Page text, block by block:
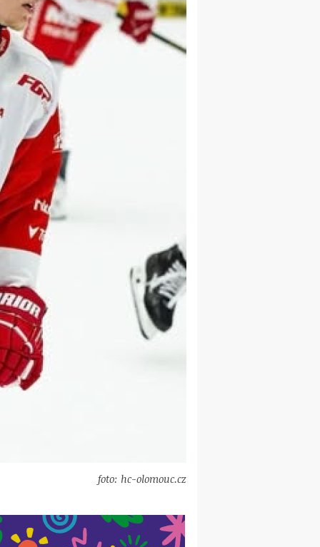
foto: hc-olomouc.cz